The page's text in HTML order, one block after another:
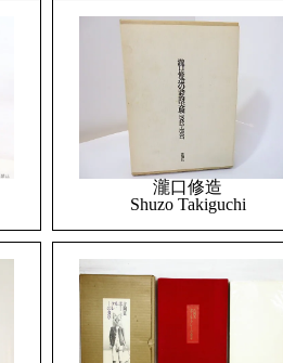
瀧口修造
Shuzo Takiguchi